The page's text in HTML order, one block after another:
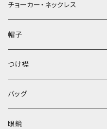
チョーカー・ネックレス
帽子
ベレー帽
つけ襟
バッグ
眼鏡